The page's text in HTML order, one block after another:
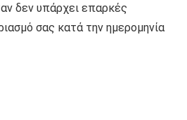
δεν υπάρχει επαρκές
σας κατά την ημερομηνία